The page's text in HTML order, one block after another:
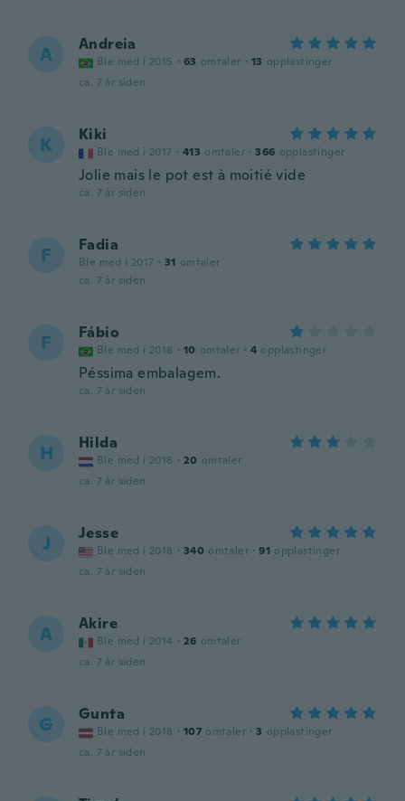
A Andreia
Ble med i 2015 · 63 omtaler · 13 opplastinger
ca. 7 år siden
K Kiki
Ble med i 2017 · 413 omtaler · 366 opplastinger
Jolie mais le pot est à moitié vide
ca. 7 år siden
F Fadia
Ble med i 2017 · 31 omtaler
ca. 7 år siden
F Fábio
Ble med i 2018 · 10 omtaler · 4 opplastinger
Péssima embalagem.
ca. 7 år siden
H Hilda
Ble med i 2018 · 20 omtaler
ca. 7 år siden
J Jesse
Ble med i 2018 · 340 omtaler · 91 opplastinger
ca. 7 år siden
A Akire
Ble med i 2014 · 26 omtaler
ca. 7 år siden
G Gunta
Ble med i 2018 · 107 omtaler · 3 opplastinger
ca. 7 år siden